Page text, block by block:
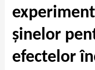
șinelor
efectelor